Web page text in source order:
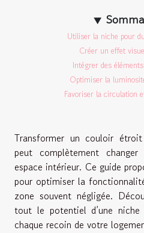
Utiliser la niche pour
Créer un effet
Intégrer des
Optimiser la
Favoriser la circulation
Transformer un couloir
peut complètement
espace intérieur. Ce guide
pour optimiser la
zone souvent négligée.
tout le potentiel d’une
chaque recoin de votre